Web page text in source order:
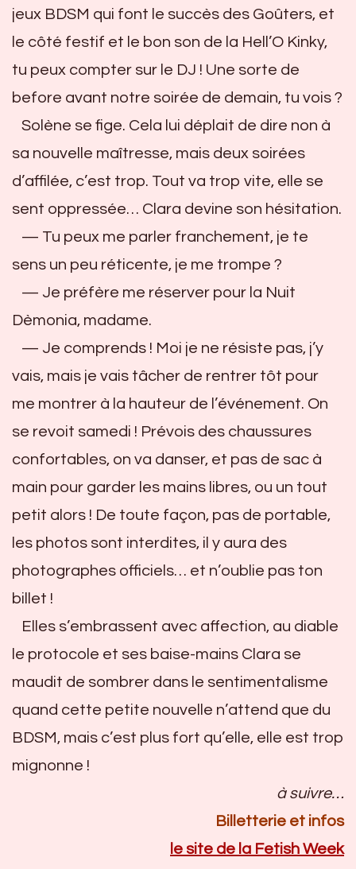
jeux BDSM qui font le succès des Goûters, et
le côté festif et le bon son de la Hell’O Kinky,
tu peux compter sur le DJ ! Une sorte de
before avant notre soirée de demain, tu vois ?
Solène se fige. Cela lui déplait de dire non à
sa nouvelle maîtresse, mais deux soirées
d’affilée, c’est trop. Tout va trop vite, elle se
sent oppressée… Clara devine son hésitation.
— Tu peux me parler franchement, je te
sens un peu réticente, je me trompe ?
— Je préfère me réserver pour la Nuit
Dèmonia, madame.
— Je comprends ! Moi je ne résiste pas, j’y
vais, mais je vais tâcher de rentrer tôt pour
me montrer à la hauteur de l’événement. On
se revoit samedi ! Prévois des chaussures
confortables, on va danser, et pas de sac à
main pour garder les mains libres, ou un tout
petit alors ! De toute façon, pas de portable,
les photos sont interdites, il y aura des
photographes officiels… et n’oublie pas ton
billet !
Elles s’embrassent avec affection, au diable
le protocole et ses baise-mains Clara se
maudit de sombrer dans le sentimentalisme
quand cette petite nouvelle n’attend que du
BDSM, mais c’est plus fort qu’elle, elle est trop
mignonne !
à suivre…
Billetterie et infos
le site de la Fetish Week